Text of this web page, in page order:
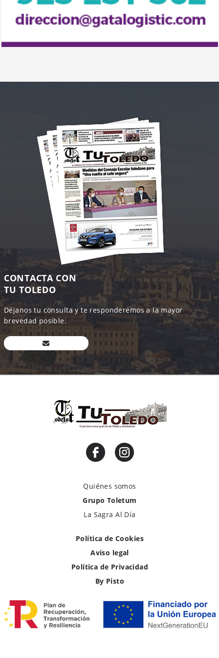
CONTACTA CON
TU TOLEDO
Déjanos tu consulta y te responderemos a la mayor
brevedad posible.
Quiénes somos
Grupo Toletum
La Sagra Al Día
Política de Cookies
Aviso legal
Política de Privacidad
By Pisto